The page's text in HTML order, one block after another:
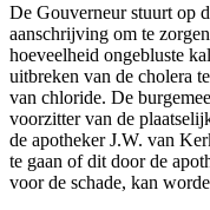
De Gouverneur stuurt op
aanschrijving om te
hoeveelheid ongebluste
uitbreken van de cholera
van chloride. De
voorzitter van de
de apotheker J.W. van
te gaan of dit door de
voor de schade, kan